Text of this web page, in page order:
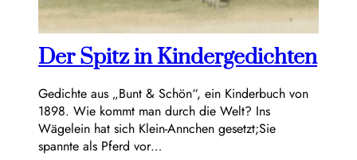
Der Spitz in Kindergedichten
Gedichte aus „Bunt & Schön“, ein Kinderbuch von
1898. Wie kommt man durch die Welt? Ins
Wägelein hat sich Klein-Annchen gesetzt;Sie
spannte als Pferd vor…